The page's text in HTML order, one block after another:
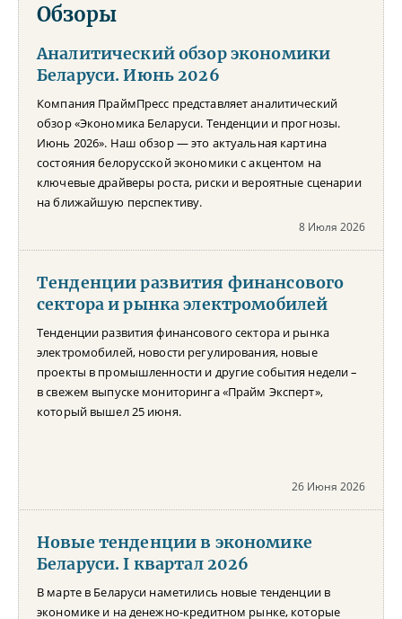
Обзоры
Аналитический обзор экономики
Беларуси. Июнь 2026
Компания ПраймПресс представляет аналитический
обзор «Экономика Беларуси. Тенденции и прогнозы.
Июнь 2026». Наш обзор — это актуальная картина
состояния белорусской экономики с акцентом на
ключевые драйверы роста, риски и вероятные сценарии
на ближайшую перспективу.
8 Июля 2026
Тенденции развития финансового
сектора и рынка электромобилей
Тенденции развития финансового сектора и рынка
электромобилей, новости регулирования, новые
проекты в промышленности и другие события недели –
в свежем выпуске мониторинга «Прайм Эксперт»,
который вышел 25 июня.
26 Июня 2026
Новые тенденции в экономике
Беларуси. I квартал 2026
В марте в Беларуси наметились новые тенденции в
экономике и на денежно-кредитном рынке, которые